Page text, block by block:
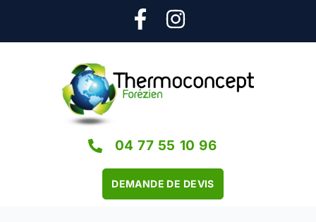
04 77 55 10 96
DEMANDE DE DEVIS